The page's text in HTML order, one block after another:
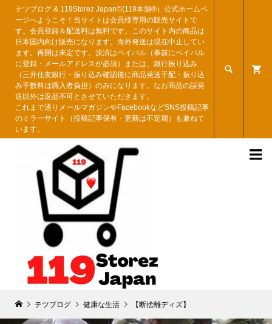
テツブログ & 119Storez Japan©︎(119本舗®︎）公式ホームペ
ージへようこそ！当サイトは会員様専用の販売サイトで
す。会員登録＆配送料は無料です。このサイト内の商品は
日本国内向け販売になります。海外発送は現在中止してい
ます。再開は未定です。決済はペイパル（事前にペイパル
に登録・メールアドレスが必須）または、銀行振り込み
（三井住友銀行・振り込み確認後に商品発送手配・振り込
み手数料は購入者負担）のみになります。なお商品の誤発
送以外は返品不可とさせていただきます。
これまで通りメールマガジンやFacebookなどSNS投稿記事
のミラーサイト（投稿記事保有・更新は不定期）も兼ねて
います。


テツブログ 健康な生活 【断捨離ディズ】